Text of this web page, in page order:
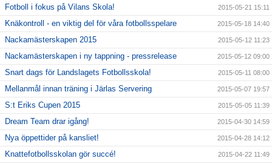
Fotboll i fokus på Vilans Skola! 2015-05-21 15:11
Knäkontroll - en viktig del för våra fotbollsspelare 2015-05-18 14:40
Nackamästerskapen 2015 2015-05-12 11:23
Nackamästerskapen i ny tappning - pressrelease 2015-05-12 09:00
Snart dags för Landslagets Fotbollsskola! 2015-05-11 08:00
Mellanmål innan träning i Järlas Servering 2015-05-07 19:57
S:t Eriks Cupen 2015 2015-05-05 11:39
Dream Team drar igång! 2015-04-30 14:59
Nya öppettider på kansliet! 2015-04-28 14:12
Knattefotbollsskolan gör succé! 2015-04-22 11:49